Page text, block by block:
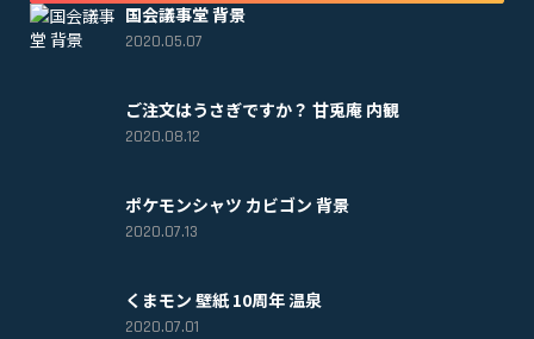
国会議事堂 背景
2020.05.07
ご注文はうさぎですか？ 甘兎庵 内観
2020.08.12
ポケモンシャツ カビゴン 背景
2020.07.13
くまモン 壁紙 10周年 温泉
2020.07.01